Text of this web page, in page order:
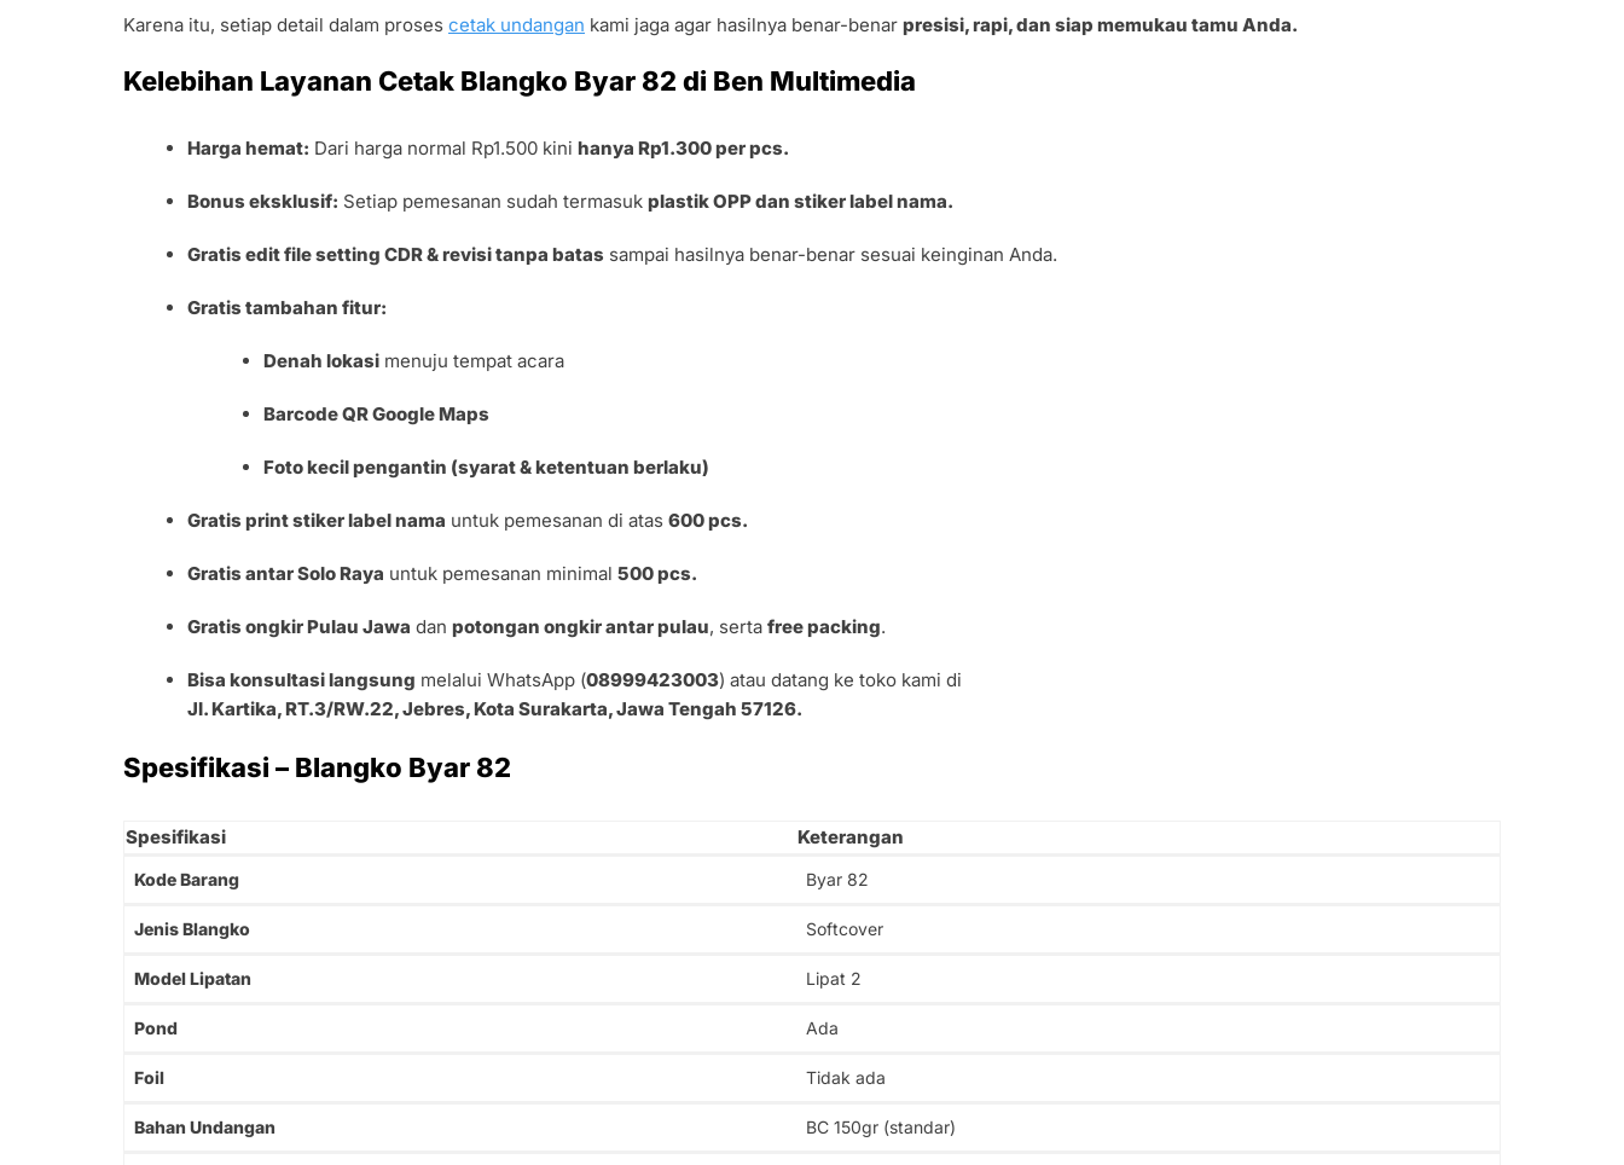
Karena itu, setiap detail dalam proses cetak undangan kami jaga agar hasilnya benar-benar presisi, rapi, dan siap memukau tamu Anda.
Kelebihan Layanan Cetak Blangko Byar 82 di Ben Multimedia
Harga hemat: Dari harga normal Rp1.500 kinihanya Rp1.300 per pcs.
Bonus eksklusif: Setiap pemesanan sudah termasukplastik OPP dan stiker label nama.
Gratis edit file setting CDR & revisi tanpa batas sampai hasilnya benar-benar sesuai keinginan Anda.
Gratis tambahan fitur:
Denah lokasimenuju tempat acara
Barcode QR Google Maps
Foto kecil pengantin (syarat & ketentuan berlaku)
Gratis print stiker label nama untuk pemesanan di atas600 pcs.
Gratis antar Solo Raya untuk pemesanan minimal500 pcs.
Gratis ongkir Pulau Jawa danpotongan ongkir antar pulau, sertafree packing.
Bisa konsultasi langsung melalui WhatsApp (08999423003) atau datang ke toko kami di
Jl. Kartika, RT.3/RW.22, Jebres, Kota Surakarta, Jawa Tengah 57126.
Spesifikasi – Blangko Byar 82
Spesifikasi Keterangan
Kode Barang Byar 82
Jenis Blangko Softcover
Model Lipatan Lipat 2
Pond Ada
Foil Tidak ada
Bahan Undangan BC 150gr (standar)